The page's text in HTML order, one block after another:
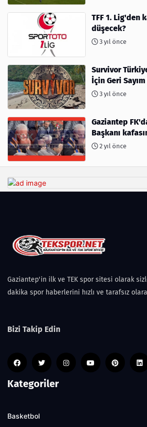
TFF 1. Lig'den
düşecek?
3 yıl önce
Survivor
İçin Geri
kimler var?
3 yıl önce
Gaziantep
Başkanı
2 yıl önce
Gaziantep'in ilk ve TEK spor sitesi olarak
dakika spor haberlerini hızlı ve tarafsız
Bizi Takip Edin
Kategoriler
Basketbol